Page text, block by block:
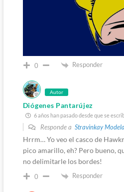
0 Responder
Autor
Diógenes Pantarújez
6 años han pasado desde que se
Responde a Stravinkay
Hrrm… Yo veo el casco de
pico amarillo, eh? Pero bueno,
no delimitarle los bordes!
0 Responder